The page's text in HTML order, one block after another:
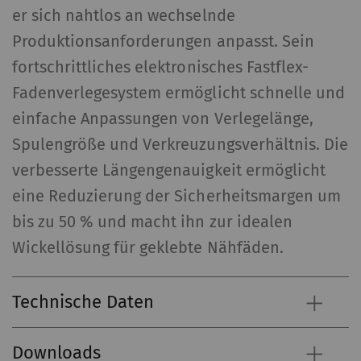
er sich nahtlos an wechselnde
Produktionsanforderungen anpasst. Sein
fortschrittliches elektronisches Fastflex-
Fadenverlegesystem ermöglicht schnelle und
einfache Anpassungen von Verlegelänge,
Spulengröße und Verkreuzungsverhältnis. Die
verbesserte Längengenauigkeit ermöglicht
eine Reduzierung der Sicherheitsmargen um
bis zu 50 % und macht ihn zur idealen
Wickellösung für geklebte Nähfäden.
Technische Daten
Downloads
Consent-Einstellungen
des Nutzers
Statistiken und Marketing
Statistik-Cookies helfen Webseiten-Besitzern zu
verstehen, wie Besucher mit Webseiten
indem Informationen anonym gesammelt und
werden. Marketing-Cookies werden verwendet, um
Besuchern auf Webseiten zu folgen. Die Absicht
Anzeigen zu zeigen, die relevant und
den einzelnen Benutzer und daher wertvoller für
Gültigkeit
_ga 2 Jahre